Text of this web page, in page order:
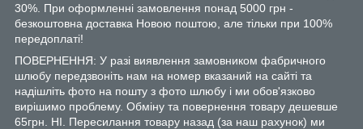
30%. При оформленні замовлення понад 5000 грн -
безкоштовна доставка Новою поштою, але тільки при 100%
передоплаті!
ПОВЕРНЕННЯ: У разі виявлення замовником фабричного
шлюбу передзвоніть нам на номер вказаний на сайті та
надішліть фото на пошту з фото шлюбу і ми обов'язково
вирішимо проблему. Обміну та повернення товару дешевше
65грн. НІ. Пересилання товару назад (за наш рахунок) ми